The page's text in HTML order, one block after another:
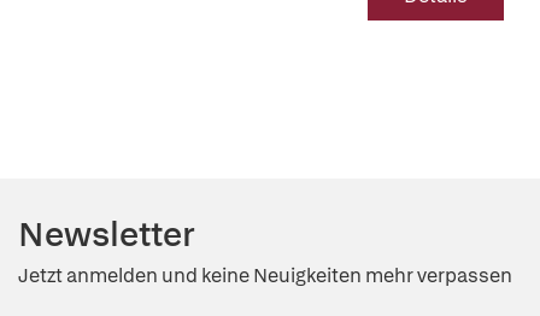
Newsletter
Jetzt anmelden und keine Neuigkeiten mehr verpassen